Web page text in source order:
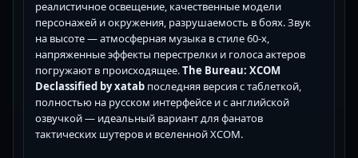
реалистичное освещение, качественные модели
персонажей и окружения, разрушаемость в боях. Звук
на высоте — атмосферная музыка в стиле 60-х,
напряженные эффекты перестрелки и голоса актеров
погружают в происходящее.The Bureau: XCOM
Declassified by xatab последняя версия с таблеткой,
полностью на русском интерфейсе и с английской
озвучкой — идеальный вариант для фанатов
тактических шутеров и вселенной XCOM.